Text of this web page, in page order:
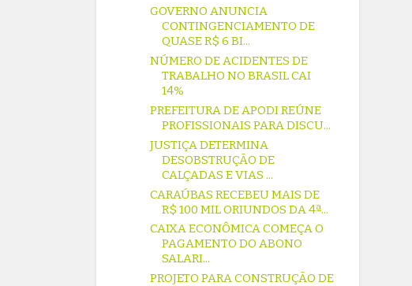
GOVERNO ANUNCIA
CONTINGENCIAMENTO DE
QUASE R$ 6 BI...
NÚMERO DE ACIDENTES DE
TRABALHO NO BRASIL CAI
14%
PREFEITURA DE APODI REÚNE
PROFISSIONAIS PARA DISCU...
JUSTIÇA DETERMINA
DESOBSTRUÇÃO DE
CALÇADAS E VIAS ...
CARAÚBAS RECEBEU MAIS DE
R$ 100 MIL ORIUNDOS DA 4ª...
CAIXA ECONÔMICA COMEÇA O
PAGAMENTO DO ABONO
SALARI...
PROJETO PARA CONSTRUÇÃO DE